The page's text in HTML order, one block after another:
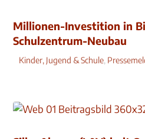
Millionen-Investition in
Schulzentrum-Neubau
Kinder, Jugend & Schule,